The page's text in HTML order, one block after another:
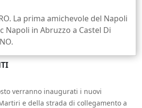
La prima amichevole del Napoli
Napoli in Abruzzo a Castel Di
verranno inaugurati i nuovi
e della strada di collegamento a